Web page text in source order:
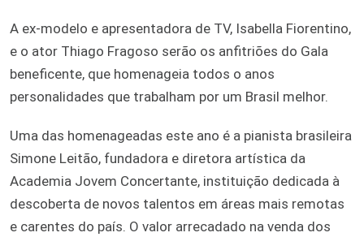
A ex-modelo e apresentadora de TV, Isabella Fiorentino,
e o ator Thiago Fragoso serão os anfitriões do Gala
beneficente, que homenageia todos o anos
personalidades que trabalham por um Brasil melhor.
Uma das homenageadas este ano é a pianista brasileira
Simone Leitão, fundadora e diretora artística da
Academia Jovem Concertante, instituição dedicada à
descoberta de novos talentos em áreas mais remotas
e carentes do país. O valor arrecadado na venda dos